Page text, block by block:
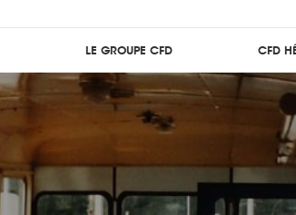
LE GROUPE CFD CFD